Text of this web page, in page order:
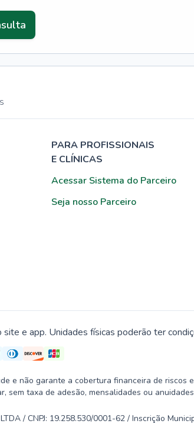
PARA PROFISSIONAIS
E CLÍNICAS
Acessar Sistema do Parceiro
Seja nosso Parceiro
site e app. Unidades físicas poderão ter
e não garante a cobertura financeira de riscos
sem taxa de adesão, mensalidades ou
LTDA / CNPJ: 19.258.530/0001-62 / Inscrição